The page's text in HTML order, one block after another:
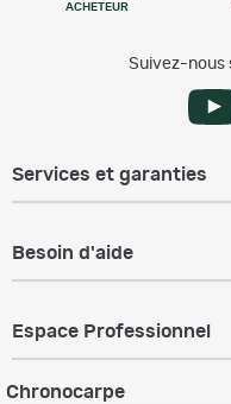
ACHETEUR
Suivez-nous
Services et garanties
Besoin d'aide
Espace Professionnel
Chronocarpe